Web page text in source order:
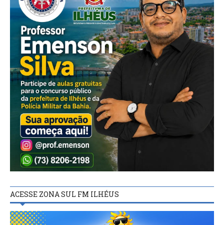
ACESSE ZONA SUL FM ILHÉUS